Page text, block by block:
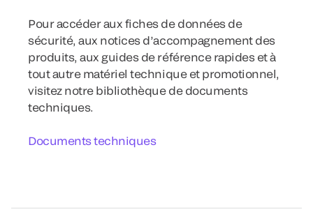
Pour accéder aux fiches de données de
sécurité, aux notices d’accompagnement des
produits, aux guides de référence rapides et à
tout autre matériel technique et promotionnel,
visitez notre bibliothèque de documents
techniques.
Documents techniques